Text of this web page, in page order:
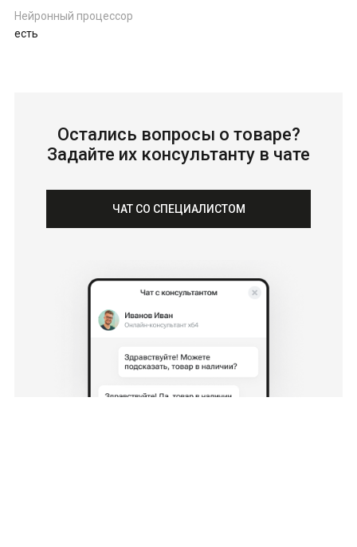
Нейронный процессор
есть
Остались вопросы о товаре?
Задайте их консультанту в чате
ЧАТ СО СПЕЦИАЛИСТОМ